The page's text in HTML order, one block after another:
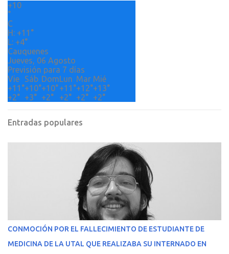
i
s
+10
°
C
H: +11°
L: +4°
Cauquenes
Jueves, 06 Agosto
Previsión para 7 días
Vie
Sáb DomLun Mar Mié
+11°+10°+10°+11°+12°+13°
+2° +3° +2° +2° +2° +2°
Entradas populares
CONMOCIÓN POR EL FALLECIMIENTO DE ESTUDIANTE DE
MEDICINA DE LA UTAL QUE REALIZABA SU INTERNADO EN